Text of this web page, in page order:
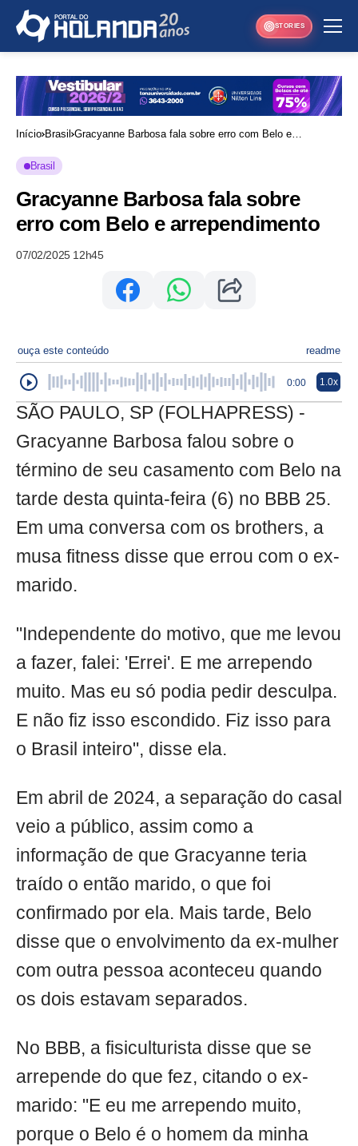
STORIES
Início Brasil Gracyanne Barbosa fala sobre erro com Belo e
Brasil
Gracyanne Barbosa fala sobre
erro com Belo e arrependimento
07/02/2025 12h45
ouça este conteúdo readme
0:00 1.0x
SÃO PAULO, SP (FOLHAPRESS) -
Gracyanne Barbosa falou sobre o
término de seu casamento com Belo na
tarde desta quinta-feira (6) no BBB 25.
Em uma conversa com os brothers, a
musa fitness disse que errou com o ex-
marido.
"Independente do motivo, que me levou
a fazer, falei: 'Errei'. E me arrependo
muito. Mas eu só podia pedir desculpa.
E não fiz isso escondido. Fiz isso para
o Brasil inteiro", disse ela.
Em abril de 2024, a separação do casal
veio a público, assim como a
informação de que Gracyanne teria
traído o então marido, o que foi
confirmado por ela. Mais tarde, Belo
disse que o envolvimento da ex-mulher
com outra pessoa aconteceu quando
os dois estavam separados.
No BBB, a fisiculturista disse que se
arrepende do que fez, citando o ex-
marido: "E eu me arrependo muito,
porque o Belo é o homem da minha